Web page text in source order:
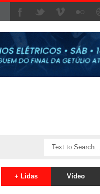
+ Lidas Vídeo